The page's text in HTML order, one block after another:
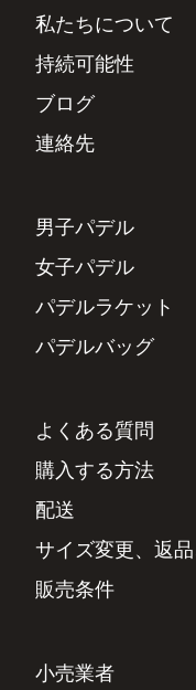
私たちについて
持続可能性
ブログ
連絡先
男子パデル
女子パデル
パデルラケット
パデルバッグ
よくある質問
購入する方法
配送
サイズ変更、返
販売条件
小売業者